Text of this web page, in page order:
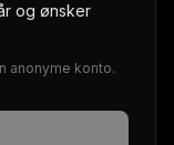
og ønsker
anonyme konto.